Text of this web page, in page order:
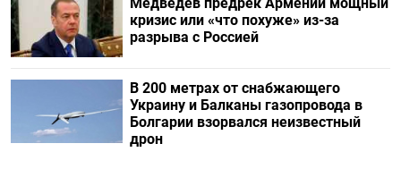
кризис или «что похуже» из-за
разрыва с Россией
В 200 метрах от снабжающего
Украину и Балканы газопровода в
Болгарии взорвался неизвестный
дрон